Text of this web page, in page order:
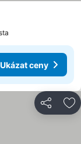
Ukázat ceny
Sdílet